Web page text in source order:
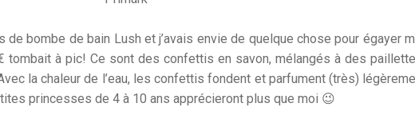
de bombe de bain Lush et j’avais envie de quelque chose pour égayer
à pic! Ce sont des confettis en savon, mélangés à des
la chaleur de l’eau, les confettis fondent et parfument (très)
princesses de 4 à 10 ans apprécieront plus que moi 😉